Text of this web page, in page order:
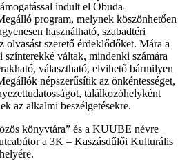
indult el Óbuda-
program, melynek köszönhetően
használható, szabadtéri
olvasást szerető érdeklődőket. Mára a
váltak, mindenki számára
választható, elvihető bármilyen
népszerűsítik az önkéntességet,
találkozóhelyként
az alkalmi beszélgetésekre.
könyvtára” és a KUUBE névre
a 3K – Kaszásdűlői Kulturális